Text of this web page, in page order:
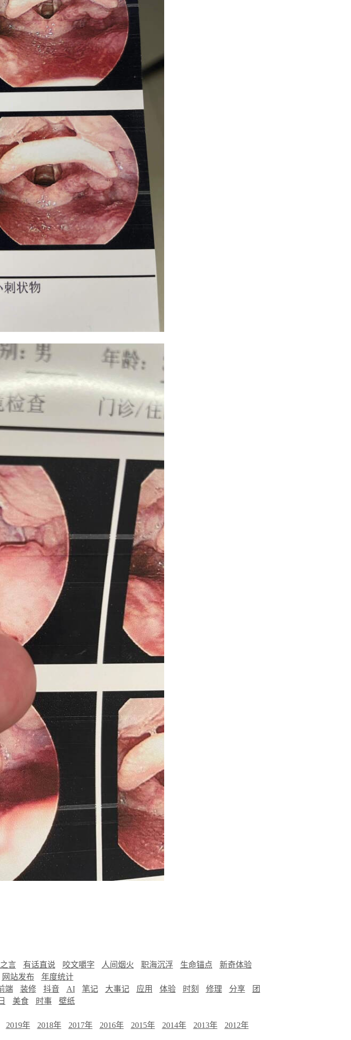
言 有话直说 咬文嚼字 人间烟火 职海沉浮 生命锚点
新奇体验
网站发布
年度统计
端 装修 抖音 AI 笔记 大事记 应用 体验 时刻 修理 分享
团
美食 时事
壁纸
2019年 2018年 2017年 2016年 2015年 2014年 2013年
2012年